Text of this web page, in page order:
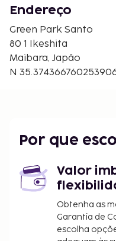
Endereço
Green Park Santo
80 1 Ikeshita
Maibara, Japão
N
Por que
Valor
Obtenha as
Garantia de
escolha